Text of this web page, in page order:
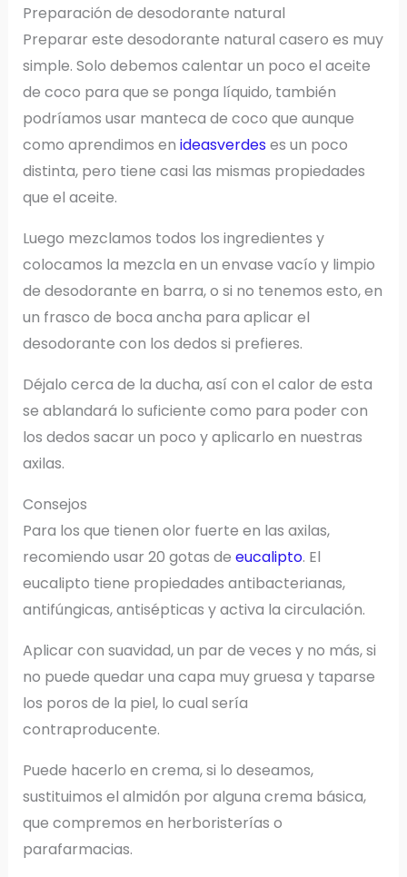
Preparación de desodorante natural
Preparar este desodorante natural casero es muy
simple. Solo debemos calentar un poco el aceite
de coco para que se ponga líquido, también
podríamos usar manteca de coco que aunque
como aprendimos en ideasverdeses un poco
distinta, pero tiene casi las mismas propiedades
que el aceite.
Luego mezclamos todos los ingredientes y
colocamos la mezcla en un envase vacío y limpio
de desodorante en barra, o si no tenemos esto, en
un frasco de boca ancha para aplicar el
desodorante con los dedos si prefieres.
Déjalo cerca de la ducha, así con el calor de esta
se ablandará lo suficiente como para poder con
los dedos sacar un poco y aplicarlo en nuestras
axilas.
Consejos
Para los que tienen olor fuerte en las axilas,
recomiendo usar 20 gotas de eucalipto. El
eucalipto tiene propiedades antibacterianas,
antifúngicas, antisépticas y activa la circulación.
Aplicar con suavidad, un par de veces y no más, si
no puede quedar una capa muy gruesa y taparse
los poros de la piel, lo cual sería
contraproducente.
Puede hacerlo en crema, si lo deseamos,
sustituimos el almidón por alguna crema básica,
que compremos en herboristerías o
parafarmacias.